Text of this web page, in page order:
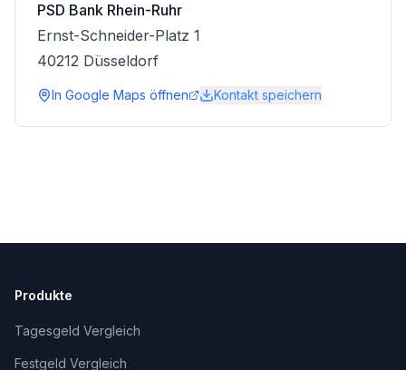
PSD Bank Rhein-Ruhr
Ernst-Schneider-Platz 1
40212 Düsseldorf
In Google Maps öffnen Kontakt speichern
Produkte
Tagesgeld Vergleich
Festgeld Vergleich